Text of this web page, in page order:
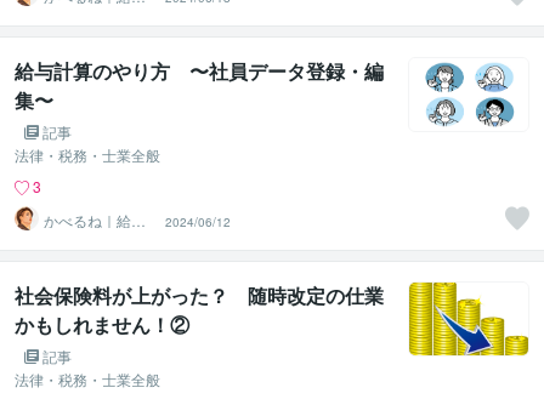
計算代行（相談
可・安心）
給与計算のやり方 〜社員データ登録・編
集〜
記事
法律・税務・士業全般
3
かべるね｜給与
計算代行（相談
可・安心）
2024/06/12
社会保険料が上がった？ 随時改定の仕業
かもしれません！②
記事
法律・税務・士業全般